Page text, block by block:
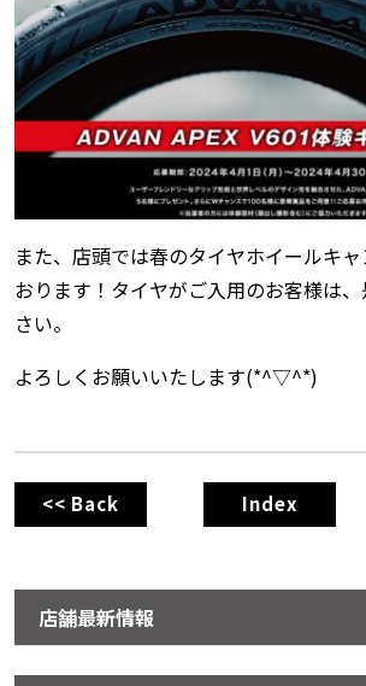
また、店頭では春のタイヤホイールキ
おります！タイヤがご入用のお客様は
さい。
よろしくお願いいたします(*^▽^*)
<< Back Index
店舗最新情報